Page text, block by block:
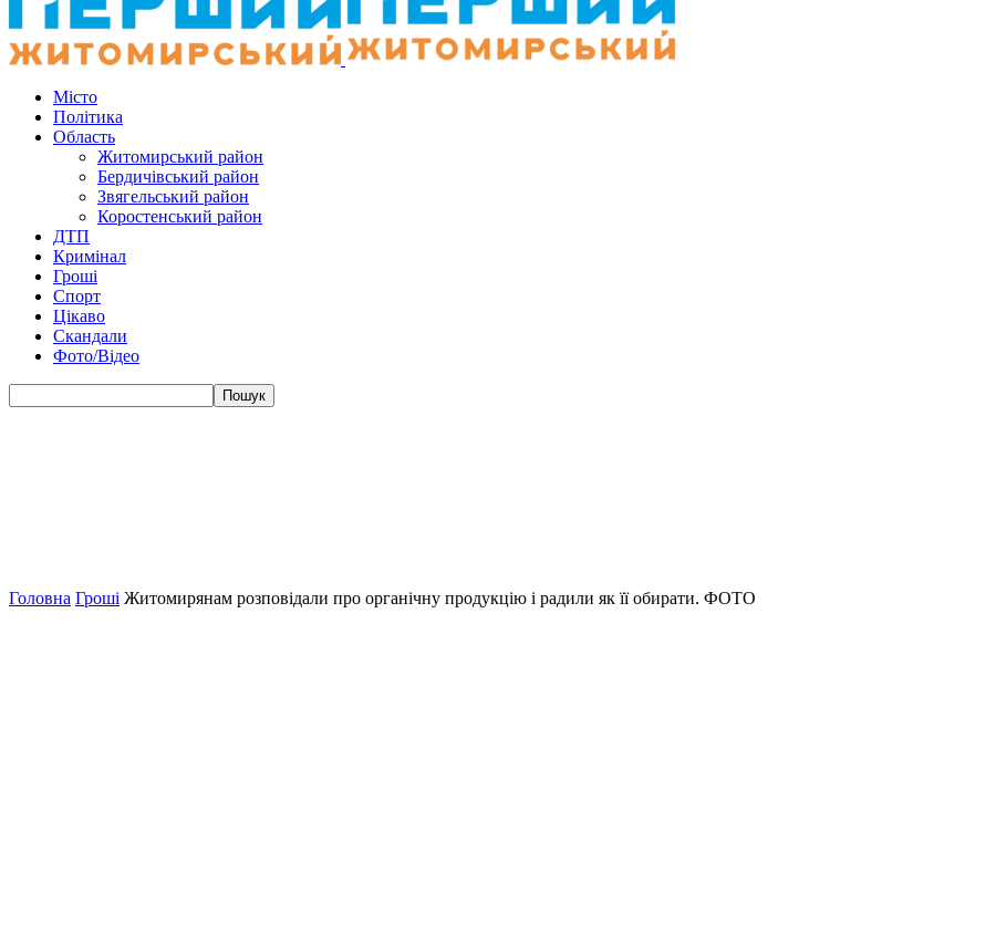
Місто
Політика
Область
Житомирський район
Бердичівський район
Звягельський район
Коростенський район
ДТП
Кримінал
Гроші
Спорт
Цікаво
Скандали
Фото/Відео
Головна Гроші Житомирянам розповідали про органічну продукцію і радили як її обирати. ФОТО